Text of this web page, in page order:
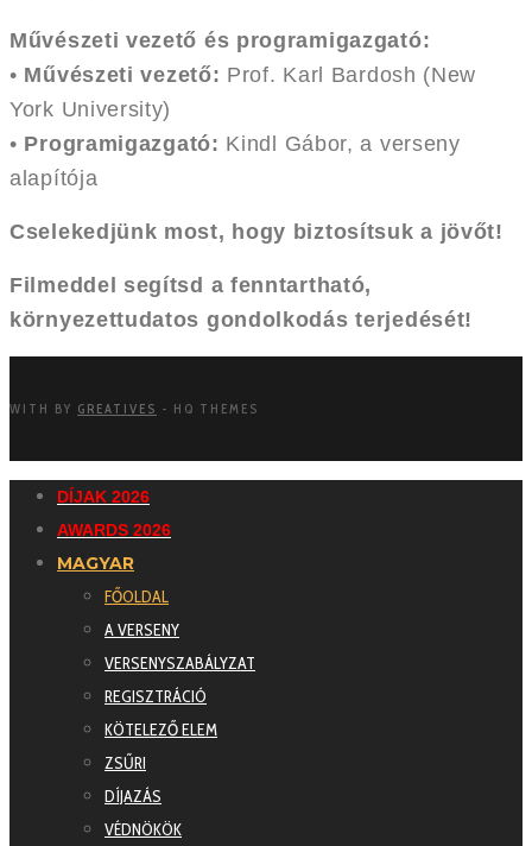
Művészeti vezető és programigazgató:
• Művészeti vezető: Prof. Karl Bardosh (New
York University)
• Programigazgató: Kindl Gábor, a verseny
alapítója
Cselekedjünk most, hogy biztosítsuk a jövőt!
Filmeddel segítsd a fenntartható,
környezettudatos gondolkodás terjedését!
WITH BY GREATIVES - HQ THEMES
DÍJAK 2026
AWARDS 2026
MAGYAR
FŐOLDAL
A VERSENY
VERSENYSZABÁLYZAT
REGISZTRÁCIÓ
KÖTELEZŐ ELEM
ZSŰRI
DÍJAZÁS
VÉDNÖKÖK